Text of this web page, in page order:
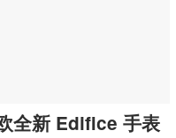
全新 Edifice 手表